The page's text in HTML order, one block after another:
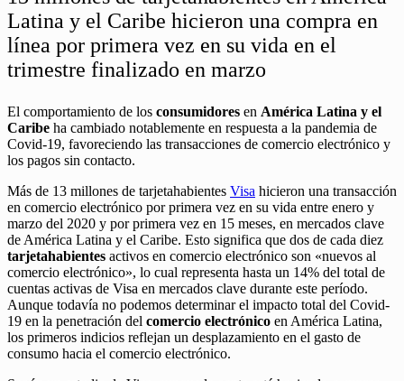
Latina y el Caribe hicieron una compra en
línea por primera vez en su vida en el
trimestre finalizado en marzo
El comportamiento de los consumidores en América Latina y el
Caribe ha cambiado notablemente en respuesta a la pandemia de
Covid-19, favoreciendo las transacciones de comercio electrónico y
los pagos sin contacto.
Más de 13 millones de tarjetahabientes Visa hicieron una transacción
en comercio electrónico por primera vez en su vida entre enero y
marzo del 2020 y por primera vez en 15 meses, en mercados clave
de América Latina y el Caribe. Esto significa que dos de cada diez
tarjetahabientes activos en comercio electrónico son «nuevos al
comercio electrónico», lo cual representa hasta un 14% del total de
cuentas activas de Visa en mercados clave durante este período.
Aunque todavía no podemos determinar el impacto total del Covid-
19 en la penetración del comercio electrónico en América Latina,
los primeros indicios reflejan un desplazamiento en el gasto de
consumo hacia el comercio electrónico.